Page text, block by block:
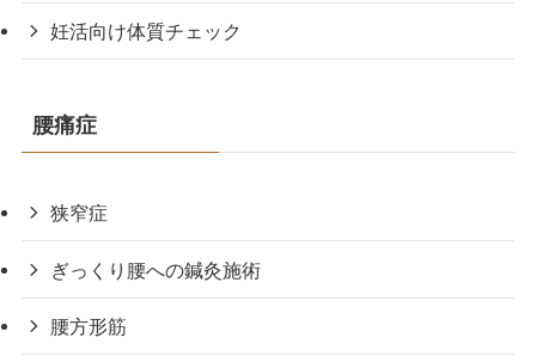
妊活向け体質チェック
腰痛症
狭窄症
ぎっくり腰への鍼灸施術
腰方形筋